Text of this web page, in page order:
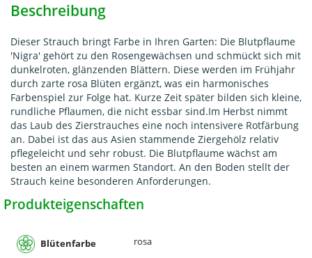
Beschreibung
Dieser Strauch bringt Farbe in Ihren Garten: Die Blutpflaume
'Nigra' gehört zu den Rosengewächsen und schmückt sich mit
dunkelroten, glänzenden Blättern. Diese werden im Frühjahr
durch zarte rosa Blüten ergänzt, was ein harmonisches
Farbenspiel zur Folge hat. Kurze Zeit später bilden sich kleine,
rundliche Pflaumen, die nicht essbar sind.Im Herbst nimmt
das Laub des Zierstrauches eine noch intensivere Rotfärbung
an. Dabei ist das aus Asien stammende Ziergehölz relativ
pflegeleicht und sehr robust. Die Blutpflaume wächst am
besten an einem warmen Standort. An den Boden stellt der
Strauch keine besonderen Anforderungen.
Produkteigenschaften
Blütenfarbe rosa